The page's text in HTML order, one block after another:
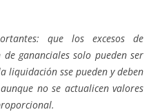
que los excesos de
gananciales solo pueden ser
liquidación sse pueden y deben
no se actualicen valores